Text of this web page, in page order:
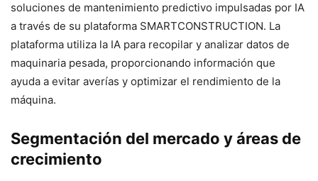
soluciones de mantenimiento predictivo impulsadas por IA
a través de su plataforma SMARTCONSTRUCTION. La
plataforma utiliza la IA para recopilar y analizar datos de
maquinaria pesada, proporcionando información que
ayuda a evitar averías y optimizar el rendimiento de la
máquina.
Segmentación del mercado y áreas de
crecimiento